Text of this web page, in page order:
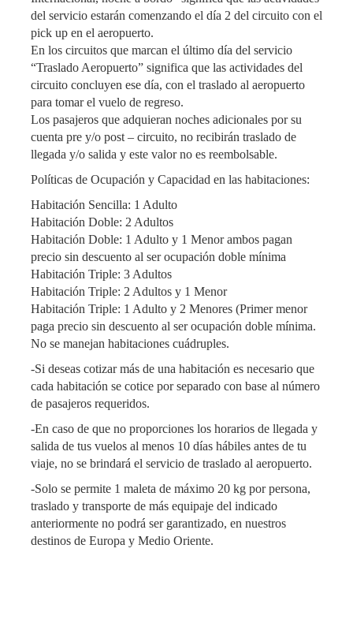
del servicio estarán comenzando el día 2 del circuito con el
pick up en el aeropuerto.
En los circuitos que marcan el último día del servicio
“Traslado Aeropuerto” significa que las actividades del
circuito concluyen ese día, con el traslado al aeropuerto
para tomar el vuelo de regreso.
Los pasajeros que adquieran noches adicionales por su
cuenta pre y/o post – circuito, no recibirán traslado de
llegada y/o salida y este valor no es reembolsable.
Políticas de Ocupación y Capacidad en las habitaciones:
Habitación Sencilla: 1 Adulto
Habitación Doble: 2 Adultos
Habitación Doble: 1 Adulto y 1 Menor ambos pagan
precio sin descuento al ser ocupación doble mínima
Habitación Triple: 3 Adultos
Habitación Triple: 2 Adultos y 1 Menor
Habitación Triple: 1 Adulto y 2 Menores (Primer menor
paga precio sin descuento al ser ocupación doble mínima.
No se manejan habitaciones cuádruples.
-Si deseas cotizar más de una habitación es necesario que
cada habitación se cotice por separado con base al número
de pasajeros requeridos.
-En caso de que no proporciones los horarios de llegada y
salida de tus vuelos al menos 10 días hábiles antes de tu
viaje, no se brindará el servicio de traslado al aeropuerto.
-Solo se permite 1 maleta de máximo 20 kg por persona,
traslado y transporte de más equipaje del indicado
anteriormente no podrá ser garantizado, en nuestros
destinos de Europa y Medio Oriente.